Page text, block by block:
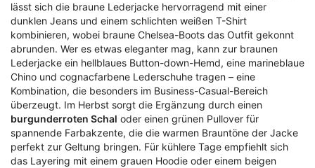
lässt sich die braune Lederjacke hervorragend mit einer
dunklen Jeans und einem schlichten weißen T-Shirt
kombinieren, wobei braune Chelsea-Boots das Outfit gekonnt
abrunden. Wer es etwas eleganter mag, kann zur braunen
Lederjacke ein hellblaues Button-down-Hemd, eine marineblaue
Chino und cognacfarbene Lederschuhe tragen – eine
Kombination, die besonders im Business-Casual-Bereich
überzeugt. Im Herbst sorgt die Ergänzung durch einen
burgunderroten Schal oder einen grünen Pullover für
spannende Farbakzente, die die warmen Brauntöne der Jacke
perfekt zur Geltung bringen. Für kühlere Tage empfiehlt sich
das Layering mit einem grauen Hoodie oder einem beigen